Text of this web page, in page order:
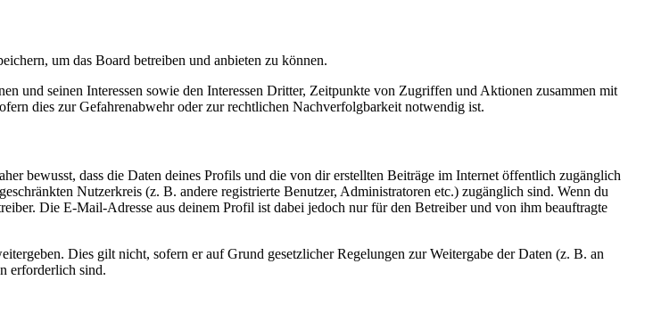
um das Board betreiben und anbieten zu können.
und seinen Interessen sowie den Interessen Dritter, Zeitpunkte von Zugriffen und Aktionen zusammen mit
dies zur Gefahrenabwehr oder zur rechtlichen Nachverfolgbarkeit notwendig ist.
bewusst, dass die Daten deines Profils und die von dir erstellten Beiträge im Internet öffentlich zugänglich
Nutzerkreis (z. B. andere registrierte Benutzer, Administratoren etc.) zugänglich sind. Wenn du
Die E-Mail-Adresse aus deinem Profil ist dabei jedoch nur für den Betreiber und von ihm beauftragte
Dies gilt nicht, sofern er auf Grund gesetzlicher Regelungen zur Weitergabe der Daten (z. B. an
erforderlich sind.